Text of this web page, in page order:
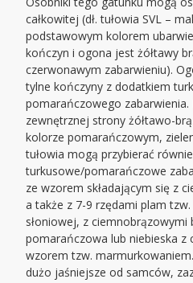
całkowitej (dł. tułowia SVL –
podstawowym kolorem
kończyn i ogona jest żółtawy
czerwonawym zabarwieniu).
tylne kończyny z dodatkiem
pomarańczowego zabarwienia.
zewnętrznej strony żółtawo-
kolorze pomarańczowym,
tułowia mogą przybierać
turkusowe/pomarańczowe
ze wzorem składającym się z
a także z 7-9 rzędami plam
słoniowej, z ciemnobrązowymi
pomarańczowa lub niebieska z
wzorem tzw.
dużo jaśniejsze od samców,